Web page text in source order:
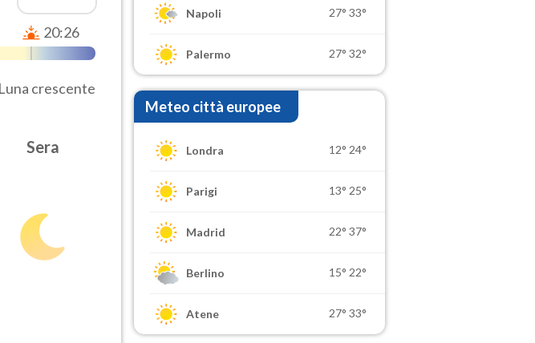
20:26
Luna crescente
Sera
Napoli 27° 33°
Palermo 27° 32°
Meteo città europee
Londra 12° 24°
Parigi 13° 25°
Madrid 22° 37°
Berlino 15° 22°
Atene 27° 33°